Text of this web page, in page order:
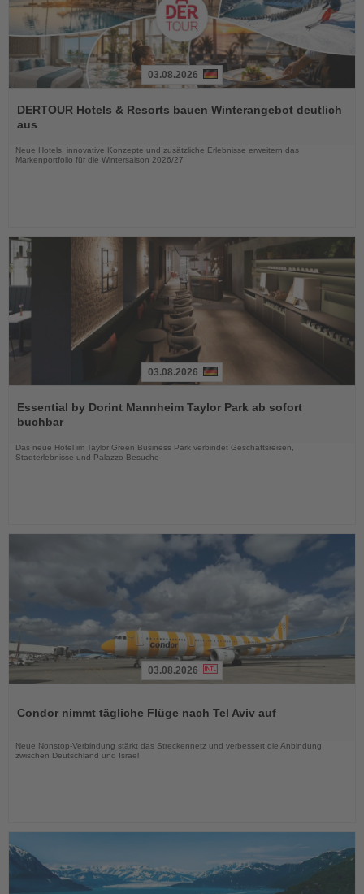
Sie
die
03.08.2026
DERTOUR Hotels & Resorts bauen Winterangebot deutlich
aus
Neue Hotels, innovative Konzepte und zusätzliche Erlebnisse erweitern das
Markenportfolio für die Wintersaison 2026/27
Sie
die
03.08.2026
Essential by Dorint Mannheim Taylor Park ab sofort
buchbar
Das neue Hotel im Taylor Green Business Park verbindet Geschäftsreisen,
Stadterlebnisse und Palazzo-Besuche
die
03.08.2026
Condor nimmt tägliche Flüge nach Tel Aviv auf
Neue Nonstop-Verbindung stärkt das Streckennetz und verbessert die Anbindung
zwischen Deutschland und Israel